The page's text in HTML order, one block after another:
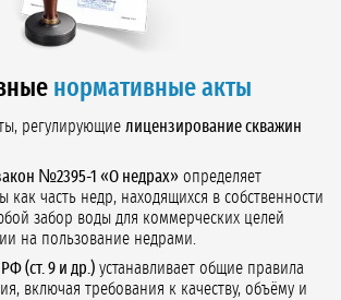
нормативные акты
регулирующие лицензирование скважин
№2395-1 «О недрах» определяет
как часть недр, находящихся в собственности
забор воды для коммерческих целей
на пользование недрами.
(ст. 9 и др.) устанавливает общие правила
включая требования к качеству, объёму и